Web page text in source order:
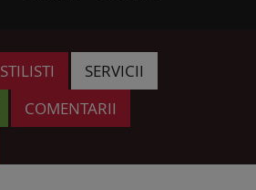
STILISTI
SERVICII
COMENTARII